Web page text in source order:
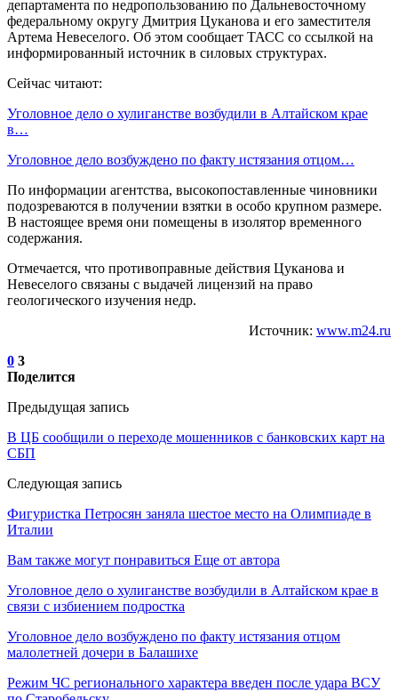
департамента по недропользованию по Дальневосточному
федеральному округу Дмитрия Цуканова и его заместителя
Артема Невеселого. Об этом сообщает ТАСС со ссылкой на
информированный источник в силовых структурах.
Сейчас читают:
Уголовное дело о хулиганстве возбудили в Алтайском крае
в…
Уголовное дело возбуждено по факту истязания отцом…
По информации агентства, высокопоставленные чиновники
подозреваются в получении взятки в особо крупном размере.
В настоящее время они помещены в изолятор временного
содержания.
Отмечается, что противоправные действия Цуканова и
Невеселого связаны с выдачей лицензий на право
геологического изучения недр.
Источник: www.m24.ru
0 3
Поделится
Предыдущая запись
В ЦБ сообщили о переходе мошенников с банковских карт на
СБП
Следующая запись
Фигуристка Петросян заняла шестое место на Олимпиаде в
Италии
Вам также могут понравиться Еще от автора
Уголовное дело о хулиганстве возбудили в Алтайском крае в
связи с избиением подростка
Уголовное дело возбуждено по факту истязания отцом
малолетней дочери в Балашихе
Режим ЧС регионального характера введен после удара ВСУ